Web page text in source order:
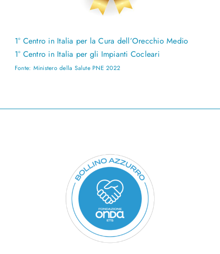
1° Centro in Italia per la Cura dell’Orecchio Medio
1° Centro in Italia per gli Impianti Cocleari
Fonte: Ministero della Salute PNE 2022